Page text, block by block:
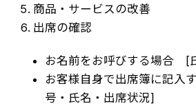
商品・サービスの改善
出席の確認
お名前をお呼びする場合 [
お客様自身で出席簿に記入
号・氏名・出席状況]